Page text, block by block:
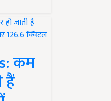
कम
हैं